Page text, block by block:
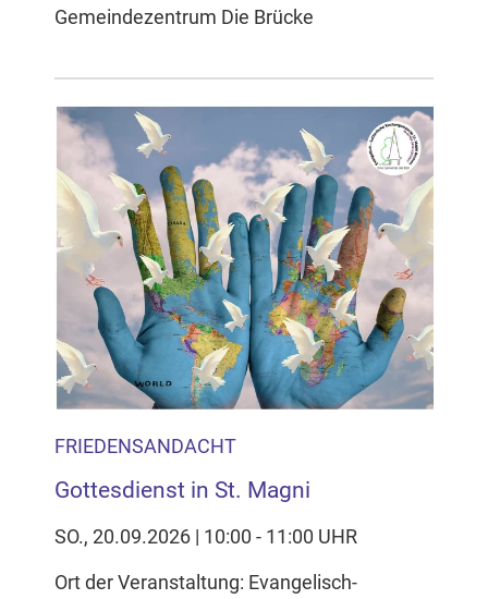
Gemeindezentrum Die Brücke
FRIEDENSANDACHT
Gottesdienst in St. Magni
SO., 20.09.2026 | 10:00 - 11:00 UHR
Ort der Veranstaltung: Evangelisch-